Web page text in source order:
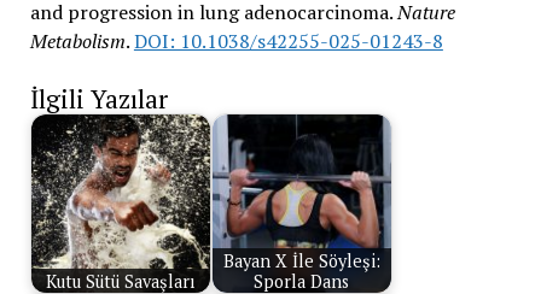
and progression in lung adenocarcinoma.Nature
Metabolism.DOI: 10.1038/s42255-025-01243-8
İlgili Yazılar
Kutu Sütü Savaşları
Bayan X İle Söyleşi:
Sporla Dans